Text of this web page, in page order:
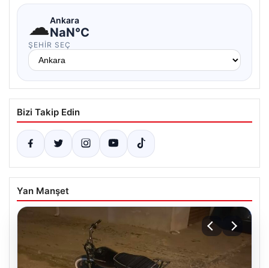
☁Ankara
NaN°C
ŞEHIR SEÇ
Bizi Takip Edin
Yan Manşet